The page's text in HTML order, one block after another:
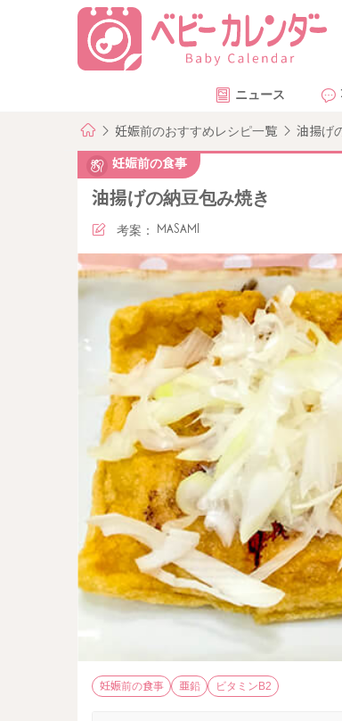
ニュース
妊娠前のおすすめレシピ一覧 油揚げ
妊娠前の食事
油揚げの納豆包み焼き
考案： MASAMI
妊娠前の食事 亜鉛 ビタミンB2